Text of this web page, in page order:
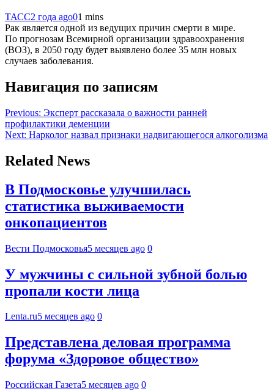
ТАСС2 года ago01 mins
Рак является одной из ведущих причин смерти в мире.
По прогнозам Всемирной организации здравоохранения
(ВОЗ), в 2050 году будет выявлено более 35 млн новых
случаев заболевания.
Навигация по записям
Previous: Эксперт рассказала о важности ранней
профилактики деменции
Next: Нарколог назвал признаки надвигающегося алкоголизма
Related News
В Подмосковье улучшилась
статистика выживаемости
онкопациентов
Вести Подмосковья5 месяцев ago 0
У мужчины с сильной зубной болью
пропали кости лица
Lenta.ru5 месяцев ago 0
Представлена деловая программа
форума «Здоровое общество»
Российская Газета5 месяцев ago 0